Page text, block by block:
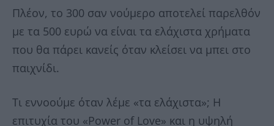
Πλέον, το 300 σαν νούμερο αποτελεί παρελθόν
με τα 500 ευρώ να είναι τα ελάχιστα χρήματα
που θα πάρει κανείς όταν κλείσει να μπει στο
παιχνίδι.
Τι εννοούμε όταν λέμε «τα ελάχιστα»; Η
επιτυχία του «Power of Love» και η υψηλή